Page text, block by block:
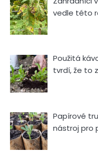
vedle této
Použitá
tvrdí, že to
Papírové
nástroj pro